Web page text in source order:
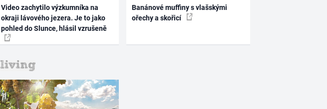
Video zachytilo výzkumníka na
okraji lávového jezera. Je to jako
pohled do Slunce, hlásil vzrušeně
Banánové muffiny s vlašskými
ořechy a skořicí